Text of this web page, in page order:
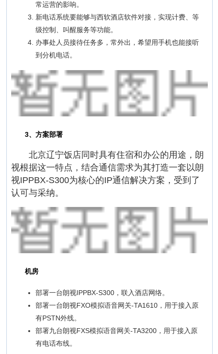
常运营的影响。
新电话系统要能够与西软酒店软件对接，实现计费、等
级控制、叫醒服务等功能。
办事处人员接待任务多，常外出，希望用手机也能接听
到分机电话。
3、方案部署
北京辽宁饭店同时具有住宿和办公的用途，朗
视根据这一特点，结合通信需求为其打造一套以朗
视IPPBX-S300为核心的IP通信解决方案，受到了
认可与采纳。
机房
部署一台朗视IPPBX-S300，联入酒店网络。
部署一台朗视FXO模拟语音网关-TA1610，用于接入原
有PSTN外线。
部署九台朗视FXS模拟语音网关-TA3200，用于接入原
有电话布线。